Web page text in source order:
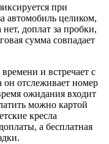
при
автомобиль целиком,
доплат за пробки,
сумма совпадает
и встречает с
он отслеживает номер
ожидания входит
можно картой
кресла
а бесплатная